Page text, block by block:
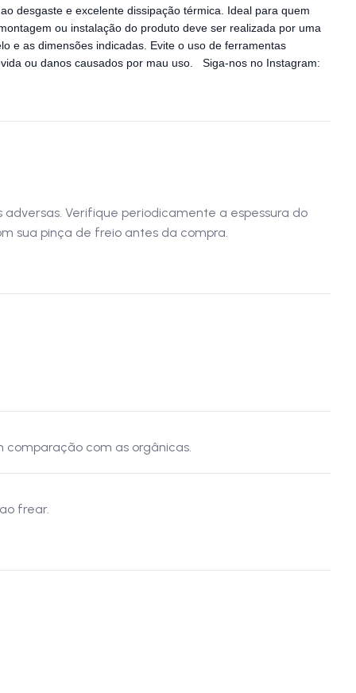
desgaste e excelente dissipação térmica. Ideal para quem
ou instalação do produto deve ser realizada por uma
e as dimensões indicadas. Evite o uso de ferramentas
ou danos causados por mau uso. Siga-nos no Instagram:
Verifique periodicamente a espessura do
sua pinça de freio antes da compra.
com as orgânicas.
frear.